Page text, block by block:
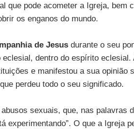
que pode acometer a Igreja, bem
os enganos do mundo.
de Jesusdurante o seu
eclesial, dentro do espírito eclesial.
e manifestou a sua opinião
perdeu todo o seu significado.
sexuais, que, nas palavras
experimentando”. O que a Igreja